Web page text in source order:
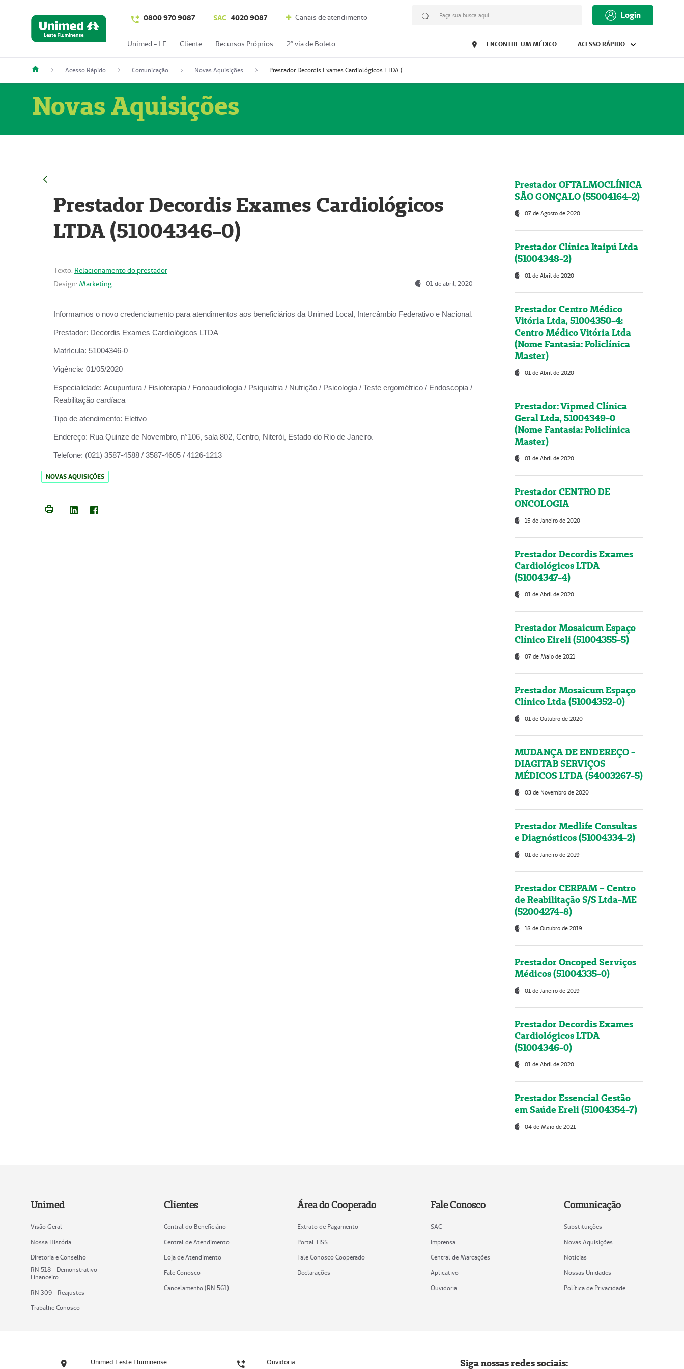
0800 970 9087 SAC 4020 9087 Canais de atendimento Faça sua busca aqui Login
Unimed - LF Cliente Recursos Próprios 2º via de Boleto ENCONTRE UM MÉDICO ACESSO RÁPIDO
Acesso Rápido Comunicação Novas Aquisições Prestador Decordis Exames Cardiológicos LTDA (51004346-0)
Novas Aquisições
Prestador Decordis Exames Cardiológicos
LTDA (51004346-0)
Texto: Relacionamento do prestador
Design: Marketing 01 de abril, 2020
Informamos o novo credenciamento para atendimentos aos beneficiários da Unimed Local, Intercâmbio Federativo e Nacional.
Prestador: Decordis Exames Cardiológicos LTDA
Matrícula: 51004346-0
Vigência: 01/05/2020
Especialidade: Acupuntura / Fisioterapia / Fonoaudiologia / Psiquiatria / Nutrição / Psicologia / Teste ergométrico / Endoscopia /
Reabilitação cardíaca
Tipo de atendimento: Eletivo
Endereço: Rua Quinze de Novembro, n°106, sala 802, Centro, Niterói, Estado do Rio de Janeiro.
Telefone: (021) 3587-4588 / 3587-4605 / 4126-1213
NOVAS AQUISIÇÕES
Prestador OFTALMOCLÍNICA
SÃO GONÇALO (55004164-2)
07 de Agosto de 2020
Prestador Clínica Itaipú Ltda
(51004348-2)
01 de Abril de 2020
Prestador Centro Médico
Vitória Ltda, 51004350-4:
Centro Médico Vitória Ltda
(Nome Fantasia: Policlínica
Master)
01 de Abril de 2020
Prestador: Vipmed Clínica
Geral Ltda, 51004349-0
(Nome Fantasia: Policlínica
Master)
01 de Abril de 2020
Prestador CENTRO DE
ONCOLOGIA
15 de Janeiro de 2020
Prestador Decordis Exames
Cardiológicos LTDA
(51004347-4)
01 de Abril de 2020
Prestador Mosaicum Espaço
Clínico Eireli (51004355-5)
07 de Maio de 2021
Prestador Mosaicum Espaço
Clínico Ltda (51004352-0)
01 de Outubro de 2020
MUDANÇA DE ENDEREÇO -
DIAGITAB SERVIÇOS
MÉDICOS LTDA (54003267-5)
03 de Novembro de 2020
Prestador Medlife Consultas
e Diagnósticos (51004334-2)
01 de Janeiro de 2019
Prestador CERPAM – Centro
de Reabilitação S/S Ltda-ME
(52004274-8)
18 de Outubro de 2019
Prestador Oncoped Serviços
Médicos (51004335-0)
01 de Janeiro de 2019
Prestador Decordis Exames
Cardiológicos LTDA
(51004346-0)
01 de Abril de 2020
Prestador Essencial Gestão
em Saúde Ereli (51004354-7)
04 de Maio de 2021
Unimed
Visão Geral
Nossa História
Diretoria e Conselho
RN 518 - Demonstrativo
Financeiro
RN 309 - Reajustes
Trabalhe Conosco
Clientes
Central do Beneficiário
Central de Atendimento
Loja de Atendimento
Fale Conosco
Cancelamento (RN 561)
Área do Cooperado
Extrato de Pagamento
Portal TISS
Fale Conosco Cooperado
Declarações
Fale Conosco
SAC
Imprensa
Central de Marcações
Aplicativo
Ouvidoria
Comunicação
Substituições
Novas Aquisições
Notícias
Nossas Unidades
Política de Privacidade
Unimed Leste Fluminense Ouvidoria Siga nossas redes sociais: